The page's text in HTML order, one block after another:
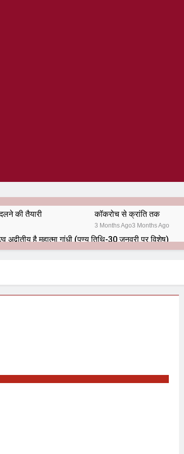
की तैयारी कॉकरोच से क्रांति तक
3 Months Ago3 Months Ago
भारतीय राजनीति में आज भी प्रासांगिक एव अद्वीतीय है महात्मा गांधी (पुण्य तिथि-30 जनवरी पर विशेष)
पर भारत ने की एयर स्ट्राइक (ऑपरेशन सिन्दूर)
के व्दारा‌ ‘राष्ट्रीय प्रबुद्ध ब्राह्मण‌ महासम्मेलन‌’ का सफल
दिल्ली की फ़िरदौस ख़ान को मिला बेस्ट वालंटियर अवॉर्ड–लाल